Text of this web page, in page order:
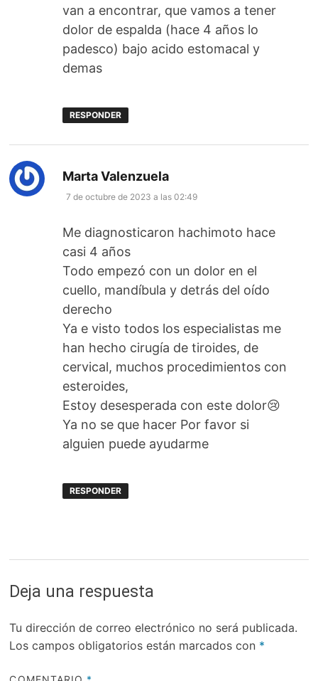
van a encontrar, que vamos a tener
dolor de espalda (hace 4 años lo
padesco) bajo acido estomacal y
demas
RESPONDER
Marta Valenzuela
7 de octubre de 2023 a las 02:49
Me diagnosticaron hachimoto hace
casi 4 años
Todo empezó con un dolor en el
cuello, mandíbula y detrás del oído
derecho
Ya e visto todos los especialistas me
han hecho cirugía de tiroides, de
cervical, muchos procedimientos con
esteroides,
Estoy desesperada con este dolor😢
Ya no se que hacer Por favor si
alguien puede ayudarme
RESPONDER
Deja una respuesta
Tu dirección de correo electrónico no será publicada.
Los campos obligatorios están marcados con *